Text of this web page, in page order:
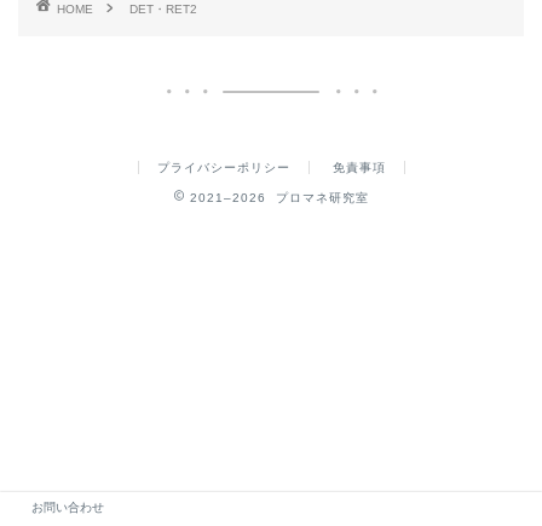
HOME DET・RET2
プライバシーポリシー 免責事項
2021–2026 プロマネ研究室
お問い合わせ